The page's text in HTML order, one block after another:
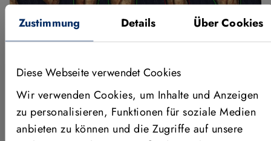
Zustimmung Details Über Cookies
Diese Webseite verwendet Cookies
Wir verwenden Cookies, um Inhalte und Anzeigen
zu personalisieren, Funktionen für soziale Medien
anbieten zu können und die Zugriffe auf unsere